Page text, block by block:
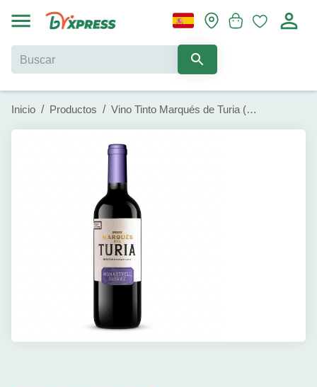
Inicio / Productos / Vino Tinto Marqués de Turia (75cl)